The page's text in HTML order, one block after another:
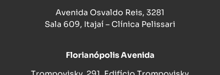
Avenida Osvaldo Reis, 3281
Sala 609, Itajaí – Clínica Pelissari
Florianópolis Avenida